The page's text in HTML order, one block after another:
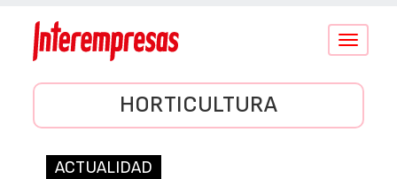
Conmutar
HORTICULTURA
ACTUALIDAD